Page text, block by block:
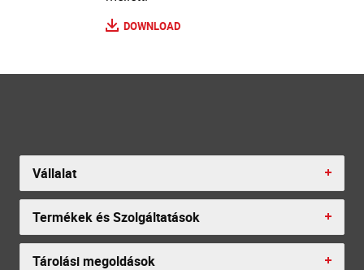
DOWNLOAD
Vállalat
Termékek és Szolgáltatások
Tárolási megoldások